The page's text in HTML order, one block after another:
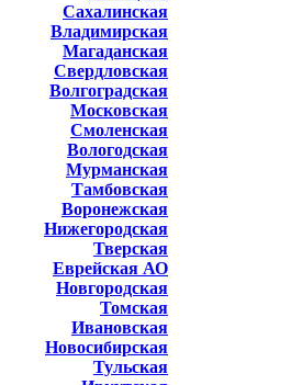
Сахалинская
Владимирская
Магаданская
Свердловская
Волгоградская
Московская
Смоленская
Вологодская
Мурманская
Тамбовская
Воронежская
Нижегородская
Тверская
Еврейская АО
Новгородская
Томская
Ивановская
Новосибирская
Тульская